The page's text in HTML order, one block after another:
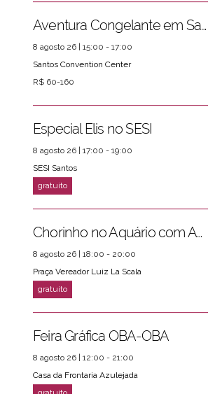
Aventura Congelante em Santos
8 agosto 26 | 15:00 - 17:00
Santos Convention Center
R$ 60-160
Especial Elis no SESI
8 agosto 26 | 17:00 - 19:00
SESI Santos
Chorinho no Aquário com Amigos da Música e Mari Torres
8 agosto 26 | 18:00 - 20:00
Praça Vereador Luiz La Scala
Feira Gráfica OBA-OBA
8 agosto 26 | 12:00 - 21:00
Casa da Frontaria Azulejada